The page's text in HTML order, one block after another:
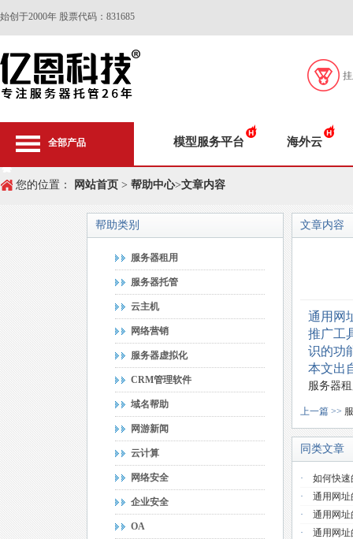
始创于2000年 股票代码：831685
全部产品 模型服务平台 海外云
您的位置： 网站首页 > 帮助中心>文章内容
帮助类别
服务器租用
服务器托管
云主机
网络营销
服务器虚拟化
CRM管理软件
域名帮助
网游新闻
云计算
网络安全
企业安全
OA
文章内容
通用网
推广工
识的功
本文出
服务器
上一篇 >>
同类文章
· 如何快速
· 通用网址
· 通用网
· 通用网